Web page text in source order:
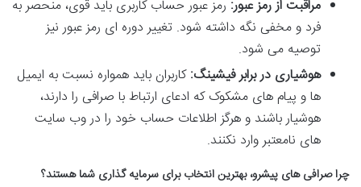
مراقبت از رمز عبور: رمز عبور حساب کاربری باید قوی، منحصر به
فرد و مخفی نگه داشته شود. تغییر دوره ای رمز عبور نیز
توصیه می شود.
هوشیاری در برابر فیشینگ:کاربران باید همواره نسبت به ایمیل
ها و پیام های مشکوک که ادعای ارتباط با صرافی را دارند،
هوشیار باشند و هرگز اطلاعات حساب خود را در وب سایت
های نامعتبر وارد نکنند.
چرا صرافی های پیشرو، بهترین انتخاب برای سرمایه گذاری شما هستند؟